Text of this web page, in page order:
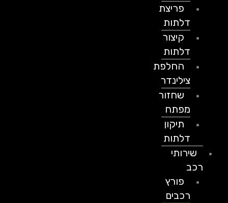
פריצת
דלתות
קיצור
דלתות
החלפת
צילינדר
שחזור
מפתח
תיקון
דלתות
שירותי
פורץ
רכבים